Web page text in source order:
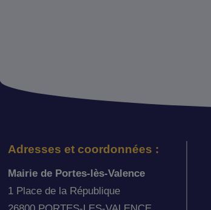
Adresses et coordonnées :
Mairie de Portes-lès-Valence
1 Place de la République